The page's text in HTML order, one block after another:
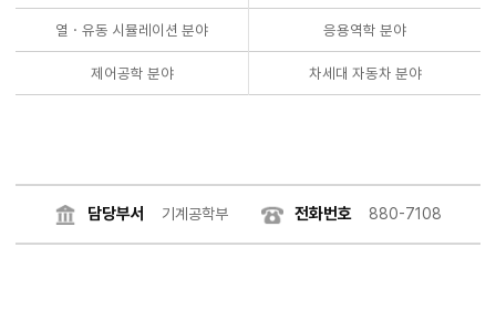
열ㆍ유동 시뮬레이션 분야 응용역학 분야
제어공학 분야 차세대 자동차 분야
담당부서 기계공학부 전화번호 880-7108